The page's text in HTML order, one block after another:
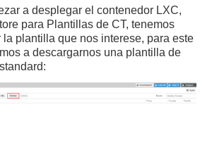
a desplegar el contenedor LXC,
para Plantillas de CT, tenemos
la plantilla que nos interese, para este
a descargarnos una plantilla de